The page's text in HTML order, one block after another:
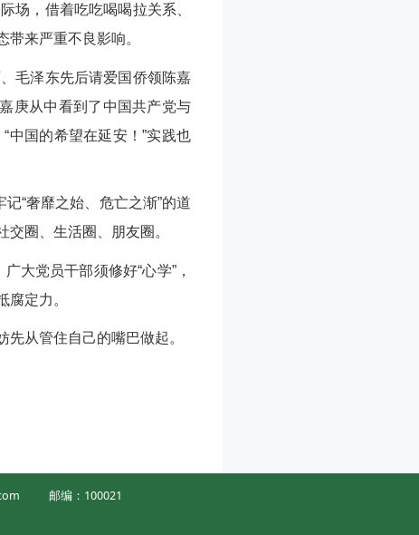
场，借着吃吃喝喝拉关系、
来严重不良影响。
毛泽东先后请爱国侨领陈嘉
庚从中看到了中国共产党与
中国的希望在延安！”实践也
“奢靡之始、危亡之渐”的道
圈、生活圈、朋友圈。
大党员干部须修好“心学”，
定力。
从管住自己的嘴巴做起。
邮编：100021